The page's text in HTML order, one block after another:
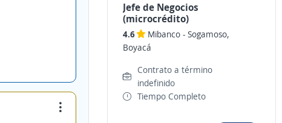
Jefe de Negocios
(microcrédito)
4.6 Mibanco -Sogamoso,
Boyacá
Contrato a término
indefinido
Tiempo Completo